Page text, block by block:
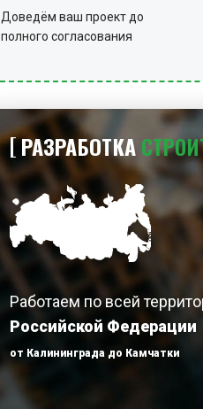
Доведём ваш проект до
полного согласования
РАЗРАБОТКА
Работаем по всей
Российской Федерации
от Калининграда до Камчатки